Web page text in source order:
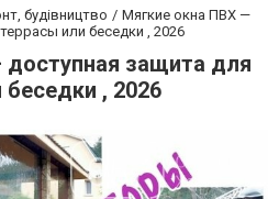
будівництво
Мягкие окна ПВХ —
или беседки , 2026
защита для
, 2026